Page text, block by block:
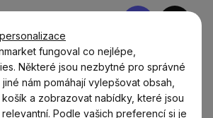
fungoval co nejlépe,
Některé jsou nezbytné pro správné
nám pomáhají vylepšovat obsah,
košík a zobrazovat nabídky, které jsou
Podle vašich preferencí si je
Nákupní
výživa a potraviny pro děti